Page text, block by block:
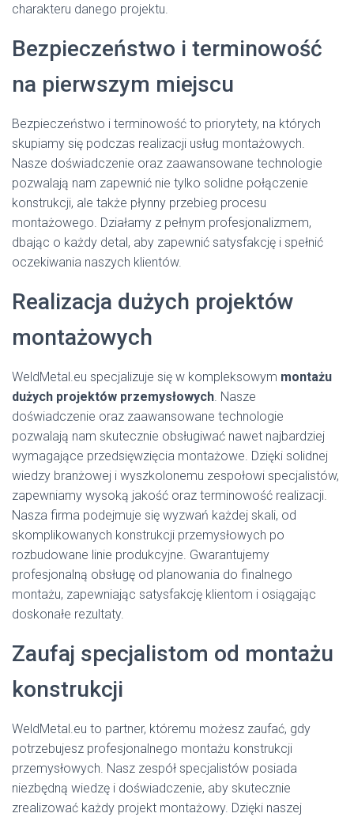
charakteru danego projektu.
Bezpieczeństwo i terminowość
na pierwszym miejscu
Bezpieczeństwo i terminowość to priorytety, na których
skupiamy się podczas realizacji usług montażowych.
Nasze doświadczenie oraz zaawansowane technologie
pozwalają nam zapewnić nie tylko solidne połączenie
konstrukcji, ale także płynny przebieg procesu
montażowego. Działamy z pełnym profesjonalizmem,
dbając o każdy detal, aby zapewnić satysfakcję i spełnić
oczekiwania naszych klientów.
Realizacja dużych projektów
montażowych
WeldMetal.eu specjalizuje się w kompleksowym montażu
dużych projektów przemysłowych. Nasze
doświadczenie oraz zaawansowane technologie
pozwalają nam skutecznie obsługiwać nawet najbardziej
wymagające przedsięwzięcia montażowe. Dzięki solidnej
wiedzy branżowej i wyszkolonemu zespołowi specjalistów,
zapewniamy wysoką jakość oraz terminowość realizacji.
Nasza firma podejmuje się wyzwań każdej skali, od
skomplikowanych konstrukcji przemysłowych po
rozbudowane linie produkcyjne. Gwarantujemy
profesjonalną obsługę od planowania do finalnego
montażu, zapewniając satysfakcję klientom i osiągając
doskonałe rezultaty.
Zaufaj specjalistom od montażu
konstrukcji
WeldMetal.eu to partner, któremu możesz zaufać, gdy
potrzebujesz profesjonalnego montażu konstrukcji
przemysłowych. Nasz zespół specjalistów posiada
niezbędną wiedzę i doświadczenie, aby skutecznie
zrealizować każdy projekt montażowy. Dzięki naszej